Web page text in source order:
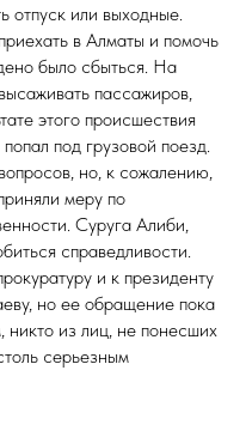
отпуск или выходные.
в Алматы и помочь
было сбыться. На
пассажиров,
этого происшествия
под грузовой поезд.
но, к сожалению,
меру по
Суруга Алиби,
справедливости.
и к президенту
но ее обращение пока
никто из лиц, не понесших
серьезным